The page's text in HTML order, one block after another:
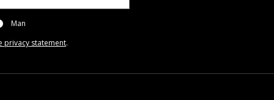
Man
privacy statement.